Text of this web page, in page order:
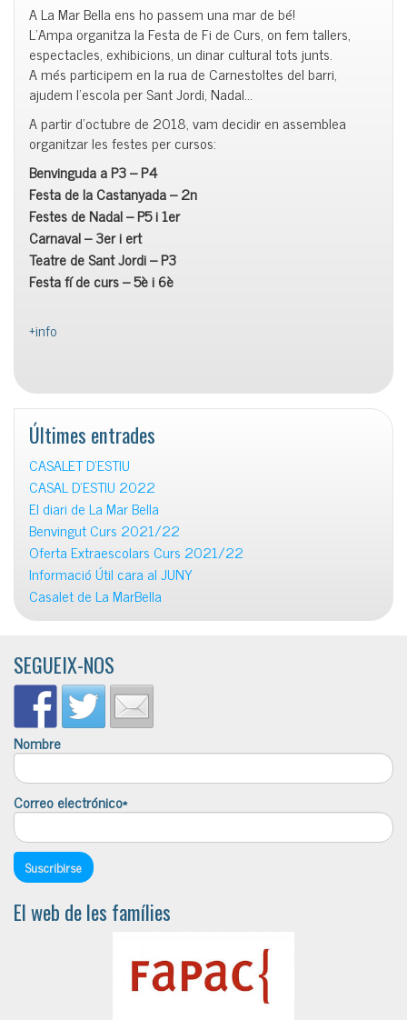
A La Mar Bella ens ho passem una mar de bé!
L’Ampa organitza la Festa de Fi de Curs, on fem tallers,
espectacles, exhibicions, un dinar cultural tots junts.
A més participem en la rua de Carnestoltes del barri,
ajudem l’escola per Sant Jordi, Nadal…
A partir d’octubre de 2018, vam decidir en assemblea
organitzar les festes per cursos:
Benvinguda a P3 – P4
Festa de la Castanyada – 2n
Festes de Nadal – P5 i 1er
Carnaval – 3er i ert
Teatre de Sant Jordi – P3
Festa fí de curs – 5è i 6è
+info
Últimes entrades
CASALET D’ESTIU
CASAL D’ESTIU 2022
El diari de La Mar Bella
Benvingut Curs 2021/22
Oferta Extraescolars Curs 2021/22
Informació Útil cara al JUNY
Casalet de La MarBella
SEGUEIX-NOS
Nombre
Correo electrónico*
El web de les famílies